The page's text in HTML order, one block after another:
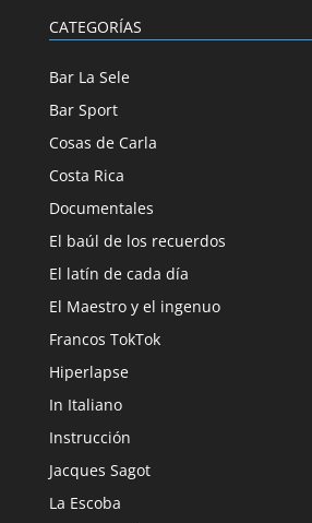
CATEGORÍAS
Bar La Sele
Bar Sport
Cosas de Carla
Costa Rica
Documentales
El baúl de los recuerdos
El latín de cada día
El Maestro y el ingenuo
Francos TokTok
Hiperlapse
In Italiano
Instrucción
Jacques Sagot
La Escoba